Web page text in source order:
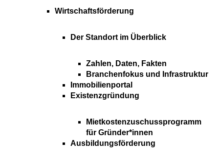
Wirtschaftsförderung
Der Standort im Überblick
Zahlen, Daten, Fakten
Branchenfokus und Infrastruktur
Immobilienportal
Existenzgründung
Mietkostenzuschussprogramm
für Gründer*innen
Ausbildungsförderung